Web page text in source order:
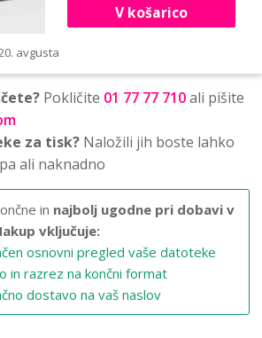
V košarico
avgusta
Pokličite 01 77 77 710ali pišite
za tisk? Naložili jih boste lahko
ali naknadno
in najbolj ugodne pri dobavi v
vključuje:
osnovni pregled vaše datoteke
in razrez na končni format
dostavo na vaš naslov